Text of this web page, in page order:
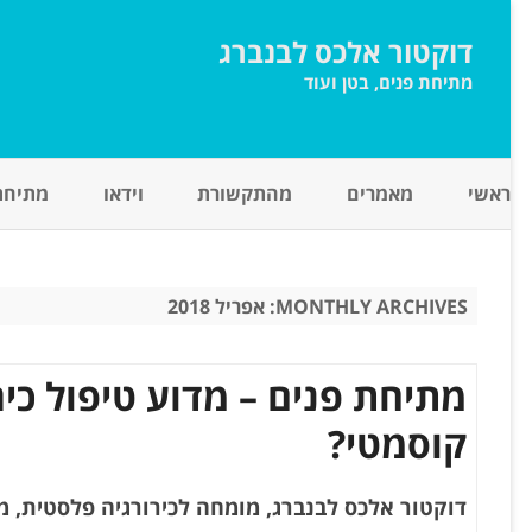
דוקטור אלכס לבנברג
מתיחת פנים, בטן ועוד
ראשי מאמרים מהתקשורת וידאו
MONTHLY ARCHIVES: אפריל 2018
מתיחת פנים – מדוע טיפול
קוסמטי?
דוקטור אלכס לבנברג, מומחה לכירורגיה פלסטית,